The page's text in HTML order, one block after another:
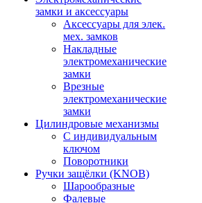
замки и аксессуары
Аксессуары для элек.
мех. замков
Накладные
электромеханические
замки
Врезные
электромеханические
замки
Цилиндровые механизмы
С индивидуальным
ключом
Поворотники
Ручки защёлки (KNOB)
Шарообразные
Фалевые